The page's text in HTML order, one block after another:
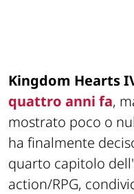
Kingdom Hearts
quattro anni fa,
mostrato poco o
ha finalmente
quarto capitolo
action/RPG,